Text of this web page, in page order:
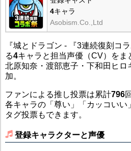
4キャラ
Asobism.Co.,Ltd
『城とドラゴン - 『3連続復刻コ
る4キャラと担当声優（CV）をま
北原知奈・渡部恵子・下和田ヒロ
加。
ファンによる推し投票は累計796
各キャラの「尊い」「カッコいい
タグ投票もできます。
登録キャラクターと声優